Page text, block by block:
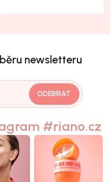
newsletteru
ODEBÍRAT
#riano.cz